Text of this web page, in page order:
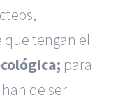
que tengan el
para
de ser